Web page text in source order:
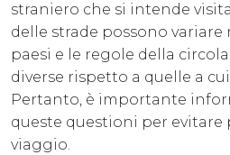
straniero che si intende
delle strade possono
paesi e le regole della
diverse rispetto a quelle a
Pertanto, è importante
queste questioni per evitare
viaggio.